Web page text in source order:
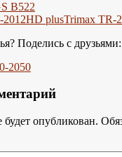
B522
Trimax TR-
Поделись с друзьями:
2050
опубликован.